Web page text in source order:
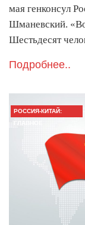
мая генконсул
Шманевский.
Шестьдесят
Подробнее..
РОССИЯ-КИТАЙ:
ГЛАВНОЕ